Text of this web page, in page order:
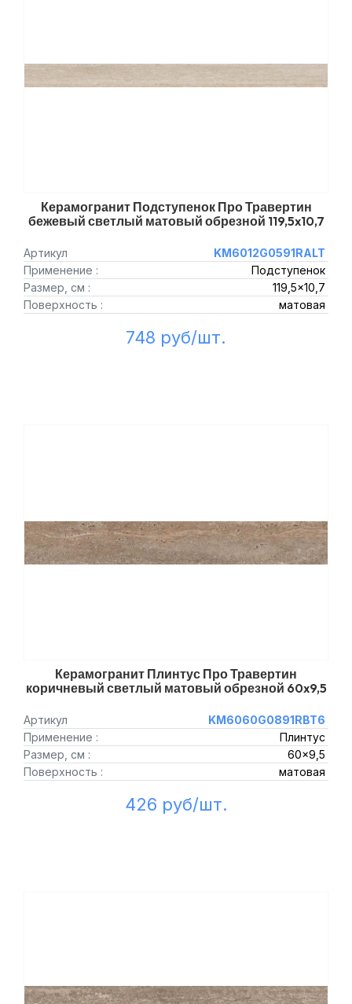
Керамогранит Подступенок Про Травертин
бежевый светлый матовый обрезной 119,5x10,7
Артикул
KM6012G0591RALT
Применение :
Подступенок
Размер, см :
119,5x10,7
Поверхность :
матовая
748 руб/шт.
Керамогранит Плинтус Про Травертин
коричневый светлый матовый обрезной 60x9,5
Артикул
KM6060G0891RBT6
Применение :
Плинтус
Размер, см :
60x9,5
Поверхность :
матовая
426 руб/шт.